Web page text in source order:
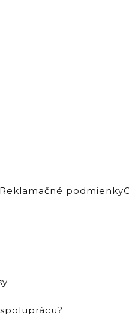
Reklamačné podmienky